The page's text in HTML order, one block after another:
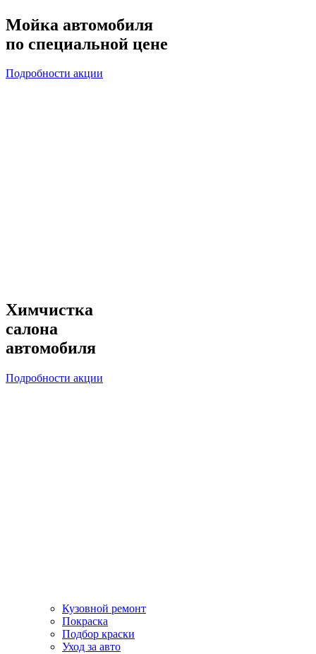
Мойка автомобиля
по специальной цене
Подробности акции
Химчистка
салона
автомобиля
Подробности акции
Кузовной ремонт
Покраска
Подбор краски
Уход за авто